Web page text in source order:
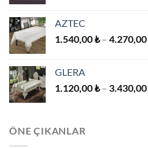
AZTEC
1.540,00₺ – 4.270,00
GLERA
1.120,00₺ – 3.430,00
ÖNE ÇIKANLAR